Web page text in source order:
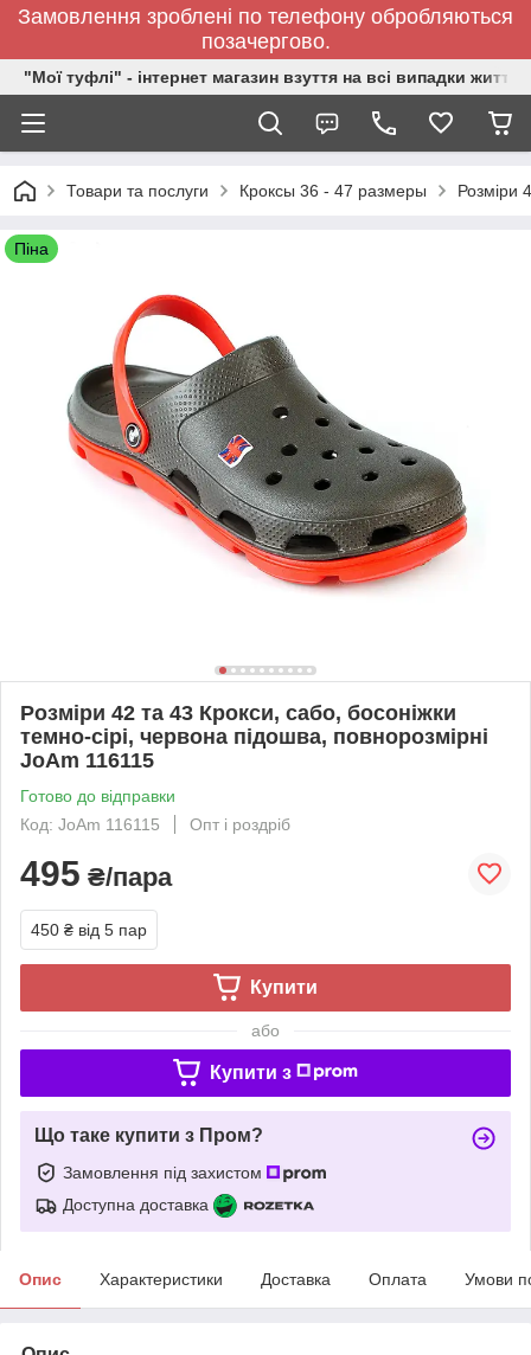
Замовлення зроблені по телефону обробляються
позачергово.
"Мої туфлі" - інтернет магазин взуття на всі випадки життя.
Товари та послуги Кроксы 36 - 47 размеры Розміри
Піна
Розміри 42 та 43 Крокси, сабо, босоніжки
темно-сірі, червона підошва, повнорозмірні
JoAm 116115
Готово до відправки
Код: JoAm 116115
Опт і роздріб
495 ₴/пара
450 ₴ від 5 пар
Купити
або
Купити з
Що таке купити з Пром?
Замовлення під захистом
Доступна доставка
Опис Характеристики Доставка Оплата Умови